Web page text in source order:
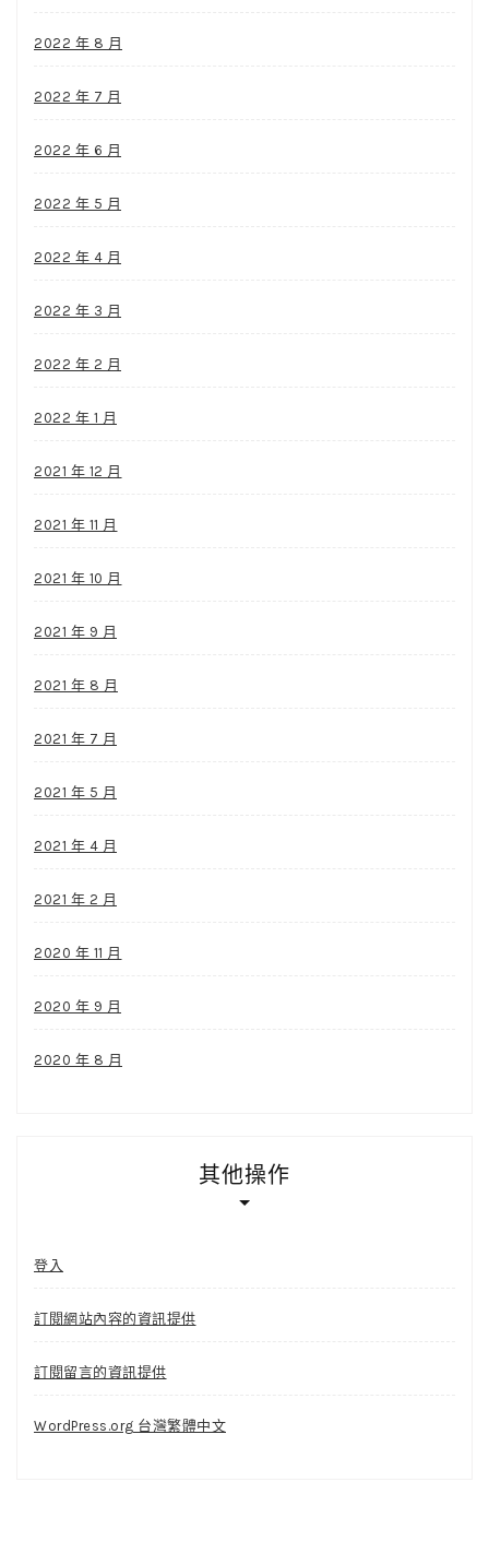
2022 年 8 月
2022 年 7 月
2022 年 6 月
2022 年 5 月
2022 年 4 月
2022 年 3 月
2022 年 2 月
2022 年 1 月
2021 年 12 月
2021 年 11 月
2021 年 10 月
2021 年 9 月
2021 年 8 月
2021 年 7 月
2021 年 5 月
2021 年 4 月
2021 年 2 月
2020 年 11 月
2020 年 9 月
2020 年 8 月
其他操作
登入
訂閱網站內容的資訊提供
訂閱留言的資訊提供
WordPress.org 台灣繁體中文